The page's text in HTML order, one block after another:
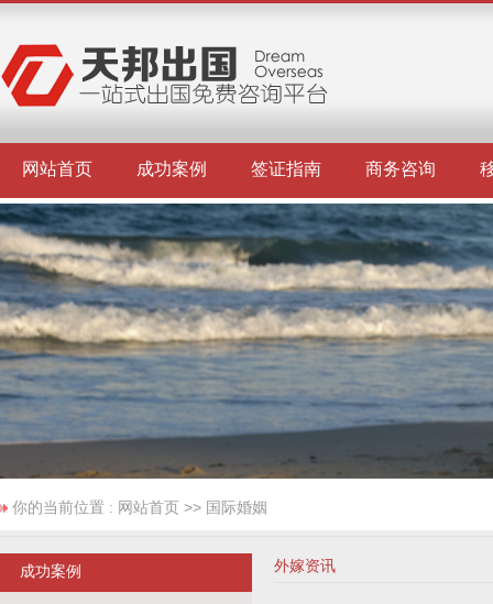
网站首页 成功案例 签证指南 商务咨询
你的当前位置 : 网站首页 >> 国际婚姻
成功案例 外嫁资讯